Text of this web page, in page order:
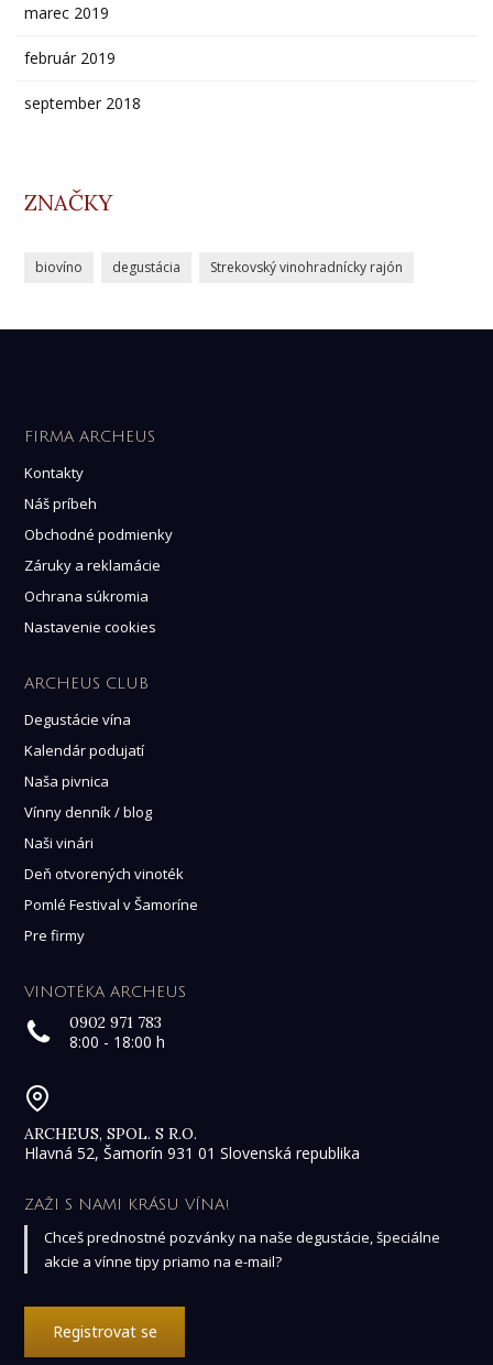
marec 2019
február 2019
september 2018
ZNAČKY
biovíno degustácia Strekovský vinohradnícky rajón
FIRMA ARCHEUS
Kontakty
Náš príbeh
Obchodné podmienky
Záruky a reklamácie
Ochrana súkromia
Nastavenie cookies
ARCHEUS CLUB
Degustácie vína
Kalendár podujatí
Naša pivnica
Vínny denník / blog
Naši vinári
Deň otvorených vinoték
Pomlé Festival v Šamoríne
Pre firmy
VINOTÉKA ARCHEUS
0902 971 783
8:00 - 18:00 h
ARCHEUS, SPOL. S R.O.
Hlavná 52, Šamorín 931 01 Slovenská republika
ZAŽI S NAMI KRÁSU VÍNA!
Chceš prednostné pozvánky na naše degustácie, špeciálne
akcie a vínne tipy priamo na e-mail?
Registrovat se